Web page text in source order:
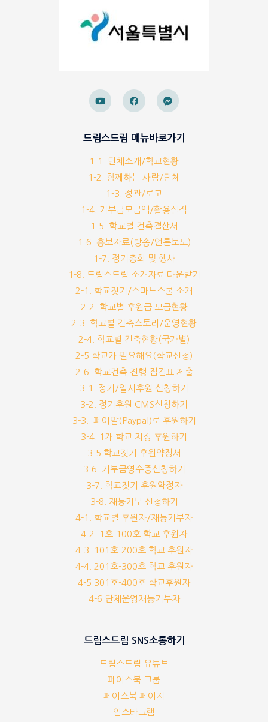
드림스드림 메뉴바로가기
1-1. 단체소개/학교현황
1-2. 함께하는 사람/단체
1-3. 정관/로고
1-4. 기부금모금액/활용실적
1-5. 학교별 건축결산서
1-6. 홍보자료(방송/언론보도)
1-7. 정기총회 및 행사
1-8. 드림스드림 소개자료 다운받기
2-1. 학교짓기/스마트스쿨 소개
2-2. 학교별 후원금 모금현황
2-3. 학교별 건축스토리/운영현황
2-4. 학교별 건축현황(국가별)
2-5 학교가 필요해요(학교신청)
2-6. 학교건축 진행 점검표 제출
3-1. 정기/일시후원 신청하기
3-2. 정기후원 CMS신청하기
3-3.. 페이팔(Paypal)로 후원하기
3-4. 1개 학교 지정 후원하기
3-5.학교짓기 후원약정서
3-6. 기부금영수증신청하기
3-7. 학교짓기 후원약정자
3-8. 재능기부 신청하기
4-1. 학교별 후원자/재능기부자
4-2. 1호-100호 학교 후원자
4-3. 101호-200호 학교 후원자
4-4. 201호-300호 학교 후원자
4-5 301호-400호 학교후원자
4-6 단체운영재능기부자
드림스드림 SNS소통하기
드림스드림 유튜브
페이스북 그룹
페이스북 페이지
인스타그램